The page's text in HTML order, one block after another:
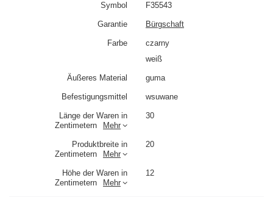
Symbol F35543
Garantie Bürgschaft
Farbe
czarny
weiß
Äußeres Material guma
Befestigungsmittel wsuwane
Länge der Waren in
Zentimetern
Mehr
30
Produktbreite in
Zentimetern
Mehr
20
Höhe der Waren in
Zentimetern
Mehr
12